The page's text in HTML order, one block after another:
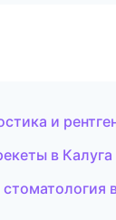
и
в Калуга